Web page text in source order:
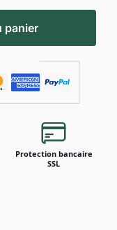
panier
Protection bancaire
SSL